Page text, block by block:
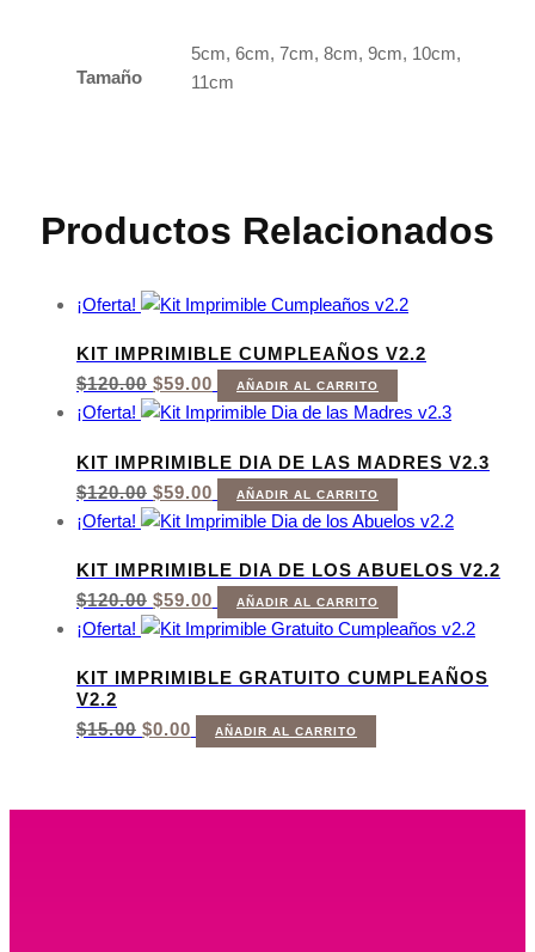
Tamaño
5cm, 6cm, 7cm, 8cm, 9cm, 10cm,
11cm
Productos Relacionados
¡Oferta!
KIT IMPRIMIBLE CUMPLEAÑOS V2.2
$120.00 EL
PRECIO
ORIGINAL
$120.00.
$59.00
PRECIO
ACTUAL
$59.00.
AÑADIR AL CARRITO
¡Oferta!
KIT IMPRIMIBLE DIA DE LAS MADRES V2.3
$120.00 EL
PRECIO
ORIGINAL
$120.00.
$59.00
PRECIO
ACTUAL
$59.00.
AÑADIR AL CARRITO
¡Oferta!
KIT IMPRIMIBLE DIA DE LOS ABUELOS V2.2
$120.00 EL
PRECIO
ORIGINAL
$120.00.
$59.00
PRECIO
ACTUAL
$59.00.
AÑADIR AL CARRITO
¡Oferta!
KIT IMPRIMIBLE GRATUITO CUMPLEAÑOS
V2.2
$15.00 EL
PRECIO
$15.00.
$0.00
PRECIO
$0.00.
AÑADIR AL CARRITO